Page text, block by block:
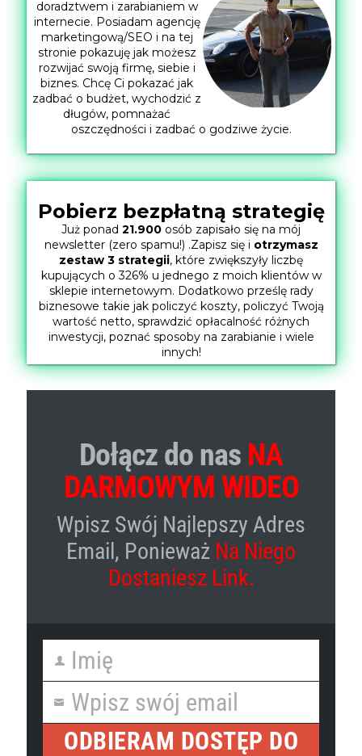
doradztwem i zarabianiem w
internecie. Posiadam agencję
marketingową/SEO i na tej
stronie pokazuję jak możesz
rozwijać swoją firmę, siebie i
biznes. Chcę Ci pokazać jak
zadbać o budżet, wychodzić z
długów, pomnażać
oszczędności i zadbać o godziwe życie.
Pobierz bezpłatną strategię
Już ponad 21.900 osób zapisało się na mój
newsletter (zero spamu!) .Zapisz się i otrzymasz
zestaw 3 strategii, które zwiększyły liczbę
kupujących o 326% u jednego z moich klientów w
sklepie internetowym. Dodatkowo prześlę rady
biznesowe takie jak policzyć koszty, policzyć Twoją
wartość netto, sprawdzić opłacalność różnych
inwestycji, poznać sposoby na zarabianie i wiele
innych!
Dołącz do nas NA
DARMOWYM WIDEO
Wpisz Swój Najlepszy Adres
Email, Ponieważ Na Niego
Dostaniesz Link.
First
Name
Imię
Your
email
Wpisz swój email
ODBIERAM DOSTĘP DO